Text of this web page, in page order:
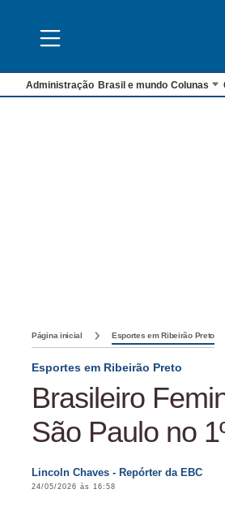
Administração Brasil e mundo Colunas
Página inicial Esportes em Ribeirão Preto
Esportes em Ribeirão Preto
Brasileiro
São Paulo no
Lincoln Chaves - Repórter da EBC
24/05/2026 às 16:58